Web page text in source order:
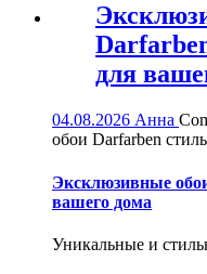
для
04.08.2026 Анна
обои Darfarben
Эксклюзивные
вашего дома
Уникальные и